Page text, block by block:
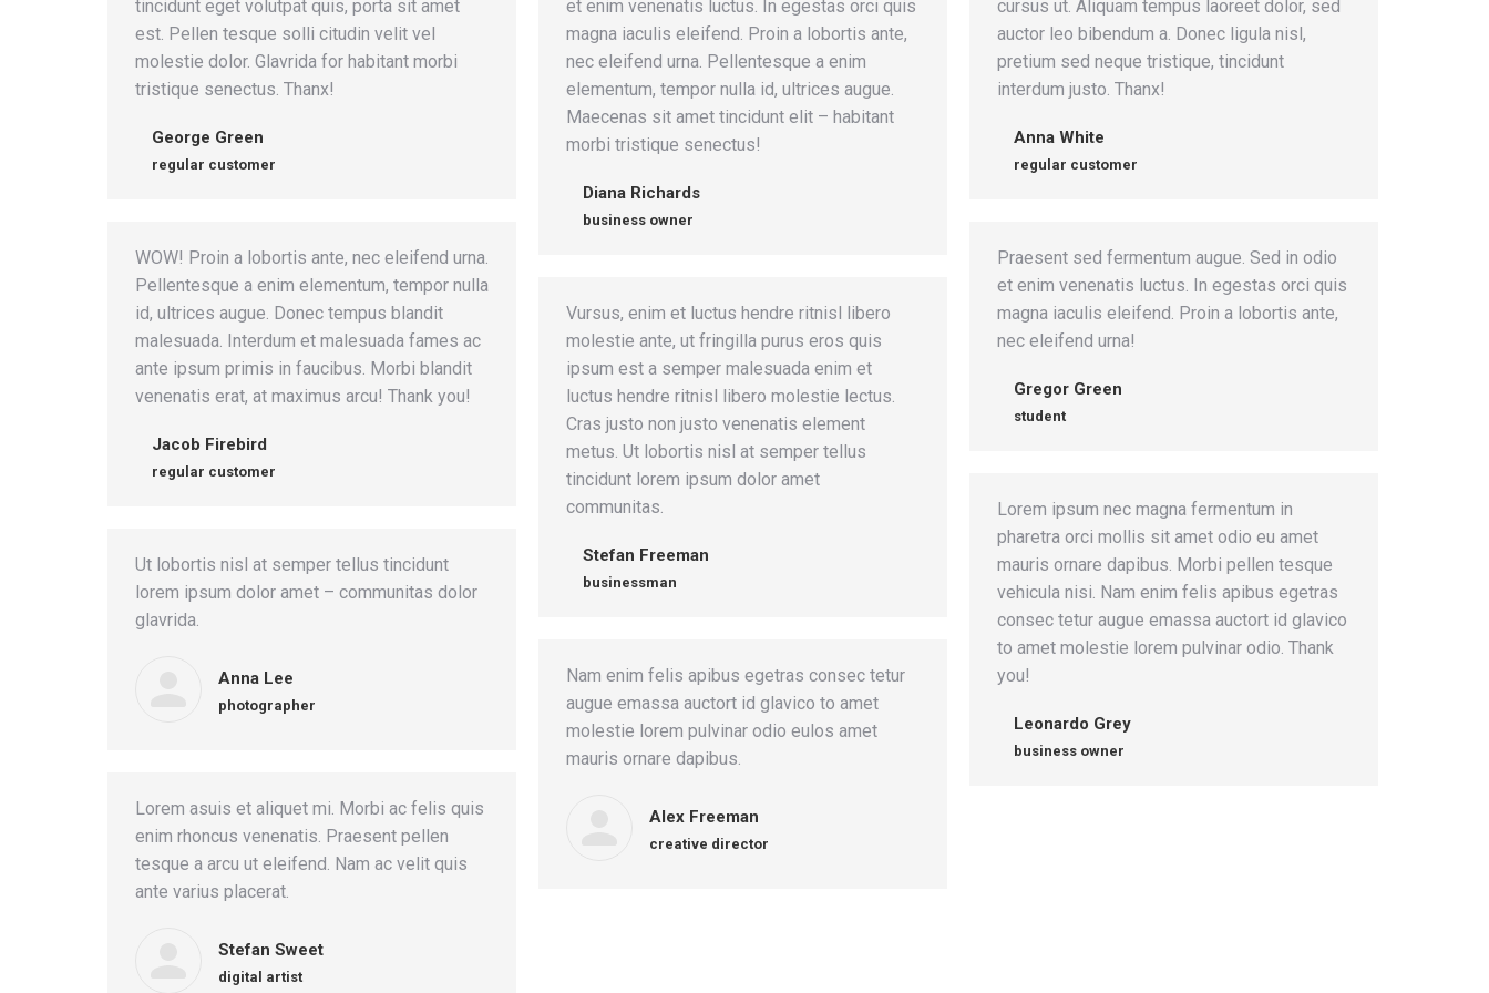
tincidunt eget volutpat quis, porta sit amet
est. Pellen tesque solli citudin velit vel
molestie dolor. Glavrida for habitant morbi
tristique senectus. Thanx!
George Green
regular customer
et enim venenatis luctus. In egestas orci quis
magna iaculis eleifend. Proin a lobortis ante,
nec eleifend urna. Pellentesque a enim
elementum, tempor nulla id, ultrices augue.
Maecenas sit amet tincidunt elit – habitant
morbi tristique senectus!
Diana Richards
business owner
cursus ut. Aliquam tempus laoreet dolor, sed
auctor leo bibendum a. Donec ligula nisl,
pretium sed neque tristique, tincidunt
interdum justo. Thanx!
Anna White
regular customer
WOW! Proin a lobortis ante, nec eleifend urna.
Pellentesque a enim elementum, tempor nulla
id, ultrices augue. Donec tempus blandit
malesuada. Interdum et malesuada fames ac
ante ipsum primis in faucibus. Morbi blandit
venenatis erat, at maximus arcu! Thank you!
Jacob Firebird
regular customer
Praesent sed fermentum augue. Sed in odio
et enim venenatis luctus. In egestas orci quis
magna iaculis eleifend. Proin a lobortis ante,
nec eleifend urna!
Gregor Green
student
Vursus, enim et luctus hendre ritnisl libero
molestie ante, ut fringilla purus eros quis
ipsum est a semper malesuada enim et
luctus hendre ritnisl libero molestie lectus.
Cras justo non justo venenatis element
metus. Ut lobortis nisl at semper tellus
tincidunt lorem ipsum dolor amet
communitas.
Stefan Freeman
businessman
Lorem ipsum nec magna fermentum in
pharetra orci mollis sit amet odio eu amet
mauris ornare dapibus. Morbi pellen tesque
vehicula nisi. Nam enim felis apibus egetras
consec tetur augue emassa auctort id glavico
to amet molestie lorem pulvinar odio. Thank
you!
Leonardo Grey
business owner
Ut lobortis nisl at semper tellus tincidunt
lorem ipsum dolor amet – communitas dolor
glavrida.
Anna Lee
photographer
Nam enim felis apibus egetras consec tetur
augue emassa auctort id glavico to amet
molestie lorem pulvinar odio eulos amet
mauris ornare dapibus.
Alex Freeman
creative director
Lorem asuis et aliquet mi. Morbi ac felis quis
enim rhoncus venenatis. Praesent pellen
tesque a arcu ut eleifend. Nam ac velit quis
ante varius placerat.
Stefan Sweet
digital artist